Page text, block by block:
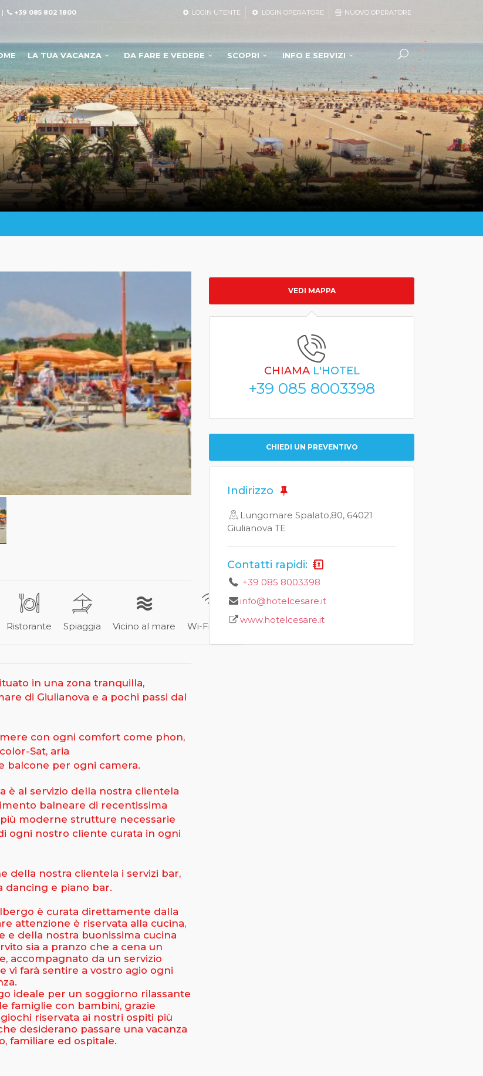
| +39 085 802 1800 LOGIN UTENTE LOGIN OPERATORE NUOVO OPERATORE
LA TUA VACANZA DA FARE E VEDERE SCOPRI INFO E SERVIZI
Ristorante Spiaggia Vicino al mare Wi-Fi Gratis
in una zona tranquilla,
di Giulianova e a pochi passi dal
con ogni comfort come phon,
Sat, aria
balcone per ogni camera.
è al servizio della nostra clientela
balneare di recentissima
moderne strutture necessarie
ogni nostro cliente curata in ogni
della nostra clientela i servizi bar,
dancing e piano bar.
è curata direttamente dalla
attenzione è riservata alla cucina,
e della nostra buonissima cucina
sia a pranzo che a cena un
accompagnato da un servizio
vi farà sentire a vostro agio ogni
ideale per un soggiorno rilassante
famiglie con bambini, grazie
riservata ai nostri ospiti più
desiderano passare una vacanza
familiare ed ospitale.
VEDI MAPPA
CHIAMAL'HOTEL
+39 085 8003398
CHIEDI UN PREVENTIVO
Indirizzo
Lungomare Spalato,80, 64021
Giulianova TE
Contatti rapidi:
+39 085 8003398
info@hotelcesare.it
www.hotelcesare.it